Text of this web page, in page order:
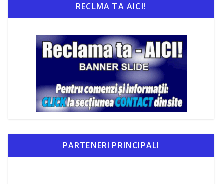
RECLMA TA AICI!
PARTENERI PRINCIPALI